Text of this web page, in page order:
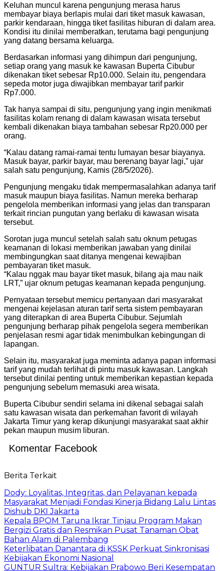
Keluhan muncul karena pengunjung merasa harus
membayar biaya berlapis mulai dari tiket masuk kawasan,
parkir kendaraan, hingga tiket fasilitas hiburan di dalam area.
Kondisi itu dinilai memberatkan, terutama bagi pengunjung
yang datang bersama keluarga.
Berdasarkan informasi yang dihimpun dari pengunjung,
setiap orang yang masuk ke kawasan Buperta Cibubur
dikenakan tiket sebesar Rp10.000. Selain itu, pengendara
sepeda motor juga diwajibkan membayar tarif parkir
Rp7.000.
Tak hanya sampai di situ, pengunjung yang ingin menikmati
fasilitas kolam renang di dalam kawasan wisata tersebut
kembali dikenakan biaya tambahan sebesar Rp20.000 per
orang.
“Kalau datang ramai-ramai tentu lumayan besar biayanya.
Masuk bayar, parkir bayar, mau berenang bayar lagi,” ujar
salah satu pengunjung, Kamis (28/5/2026).
Pengunjung mengaku tidak mempermasalahkan adanya tarif
masuk maupun biaya fasilitas. Namun mereka berharap
pengelola memberikan informasi yang jelas dan transparan
terkait rincian pungutan yang berlaku di kawasan wisata
tersebut.
Sorotan juga muncul setelah salah satu oknum petugas
keamanan di lokasi memberikan jawaban yang dinilai
membingungkan saat ditanya mengenai kewajiban
pembayaran tiket masuk.
“Kalau nggak mau bayar tiket masuk, bilang aja mau naik
LRT,” ujar oknum petugas keamanan kepada pengunjung.
Pernyataan tersebut memicu pertanyaan dari masyarakat
mengenai kejelasan aturan tarif serta sistem pembayaran
yang diterapkan di area Buperta Cibubur. Sejumlah
pengunjung berharap pihak pengelola segera memberikan
penjelasan resmi agar tidak menimbulkan kebingungan di
lapangan.
Selain itu, masyarakat juga meminta adanya papan informasi
tarif yang mudah terlihat di pintu masuk kawasan. Langkah
tersebut dinilai penting untuk memberikan kepastian kepada
pengunjung sebelum memasuki area wisata.
Buperta Cibubur sendiri selama ini dikenal sebagai salah
satu kawasan wisata dan perkemahan favorit di wilayah
Jakarta Timur yang kerap dikunjungi masyarakat saat akhir
pekan maupun musim liburan.
Komentar Facebook
Berita Terkait
Dody: Loyalitas, Integritas, dan Pelayanan kepada
Masyarakat Menjadi Fondasi Kinerja Bidang Lalu Lintas
Dishub DKI Jakarta
Kepala BPOM Taruna Ikrar Tinjau Program Makan
Bergizi Gratis dan Resmikan Pusat Tanaman Obat
Bahan Alam di Palembang
Keterlibatan Danantara di KSSK Perkuat Sinkronisasi
Kebijakan Ekonomi Nasional
GUNTUR Sultra: Kebijakan Prabowo Beri Kesempatan